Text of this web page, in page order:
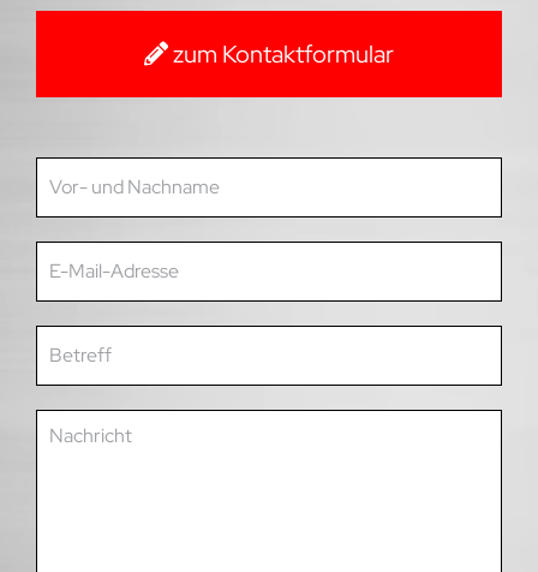
zum Kontaktformular